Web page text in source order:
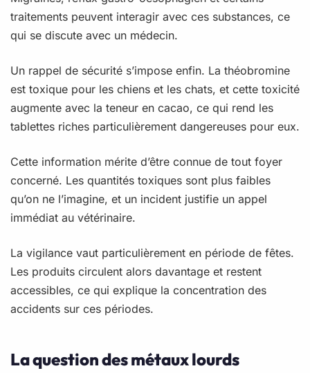
traitements peuvent interagir avec ces substances, ce
qui se discute avec un médecin.
Un rappel de sécurité s’impose enfin. La théobromine
est toxique pour les chiens et les chats, et cette toxicité
augmente avec la teneur en cacao, ce qui rend les
tablettes riches particulièrement dangereuses pour eux.
Cette information mérite d’être connue de tout foyer
concerné. Les quantités toxiques sont plus faibles
qu’on ne l’imagine, et un incident justifie un appel
immédiat au vétérinaire.
La vigilance vaut particulièrement en période de fêtes.
Les produits circulent alors davantage et restent
accessibles, ce qui explique la concentration des
accidents sur ces périodes.
La question des métaux lourds